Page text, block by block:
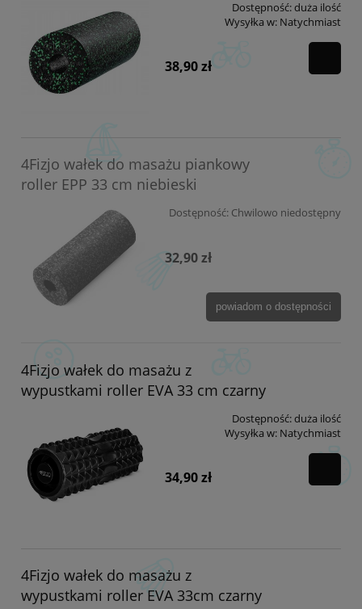
Dostępność:duża ilość
Wysyłka w: Natychmiast
38,90 zł
4Fizjo wałek do masażu piankowy
roller EPP 33 cm niebieski
Dostępność: Chwilowo niedostępny
32,90 zł
powiadom o dostępności
4Fizjo wałek do masażu z
wypustkami roller EVA 33 cm czarny
Dostępność:duża ilość
Wysyłka w: Natychmiast
34,90 zł
4Fizjo wałek do masażu z
wypustkami roller EVA 33cm czarny